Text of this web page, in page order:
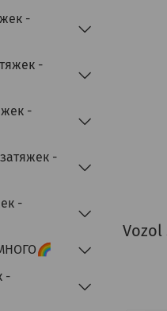
Vozol
-
-
-
-
-
-